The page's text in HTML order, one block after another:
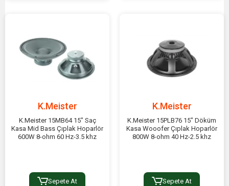
K.Meister
K.Meister 15MB64 15" Saç
Kasa Mid Bass Çıplak Hoparlör
600W 8-ohm 60 Hz-3.5 khz
Sepete At
K.Meister
K.Meister 15PLB76 15" Döküm
Kasa Wooofer Çıplak Hoparlör
800W 8-ohm 40 Hz-2.5 khz
Sepete At